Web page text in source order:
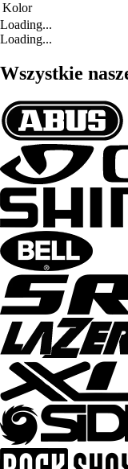
Kolor
Loading...
Loading...
Wszystkie